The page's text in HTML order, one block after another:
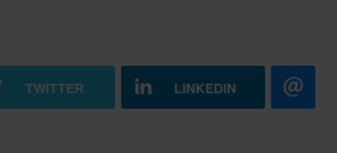
TWITTER LINKEDIN